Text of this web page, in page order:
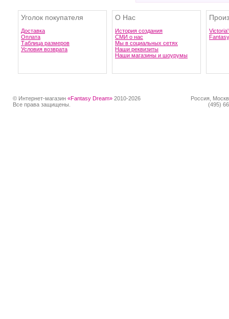
Уголок покупателя
Доставка
Оплата
Таблица размеров
Условия возврата
О Нас
История создания
СМИ о нас
Мы в социальных сетях
Наши реквизиты
Наши магазины и шоурумы
© Интернет-магазин «Fantasy Dream» 2010-2026
Все права защищены.
Россия,
(495)